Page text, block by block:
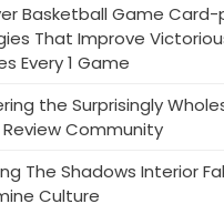
Basketball Game Card-
That Improve
Every 1 Game
the Surprisingly
Review Community
The Shadows Interior
Culture